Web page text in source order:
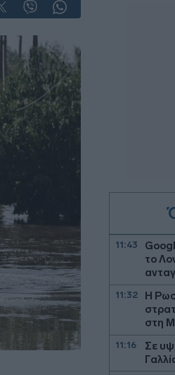
11:43
το
11:32
Η
στη
11:16
Σε